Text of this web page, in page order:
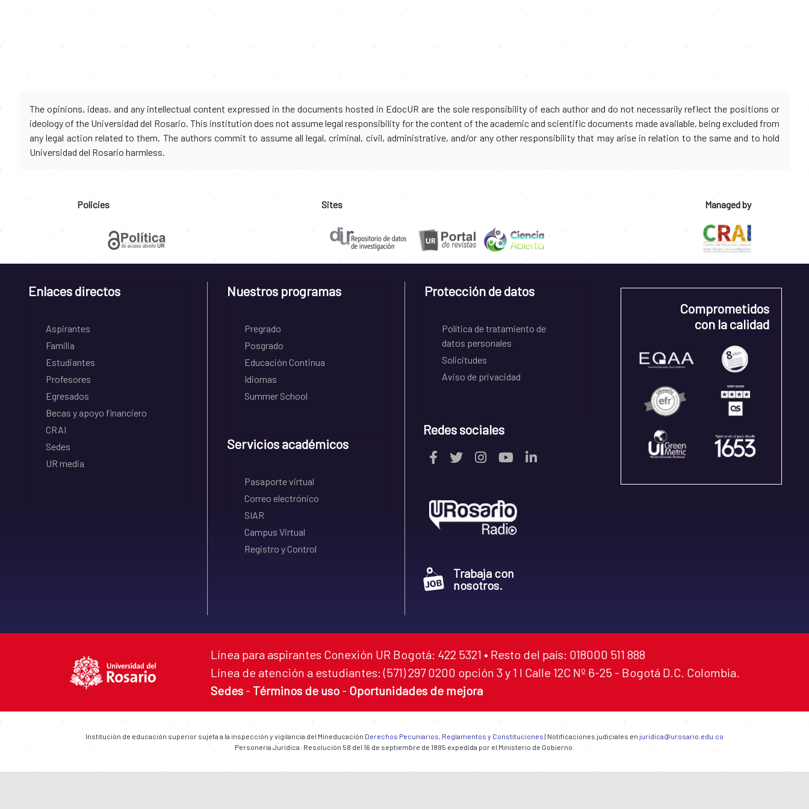
The opinions, ideas, and any intellectual content expressed in the documents hosted in EdocUR are the sole responsibility of each author and do not necessarily reflect the positions or
ideology of the Universidad del Rosario. This institution does not assume legal responsibility for the content of the academic and scientific documents made available, being excluded from
any legal action related to them. The authors commit to assume all legal, criminal, civil, administrative, and/or any other responsibility that may arise in relation to the same and to hold
Universidad del Rosario harmless.
Policies Sites Managed by
Enlaces directos
Aspirantes
Familia
Estudiantes
Profesores
Egresados
Becas y apoyo financiero
CRAI
Sedes
UR media
Nuestros programas
Pregrado
Posgrado
Educación Continua
Idiomas
Summer School
Servicios académicos
Pasaporte virtual
Correo electrónico
SIAR
Campus Virtual
Registro y Control
Protección de datos
Política de tratamiento de
datos personales
Solicitudes
Aviso de privacidad
Redes sociales
Trabaja con
nosotros.
Comprometidos
con la calidad
Línea para aspirantes Conexión UR Bogotá: 422 5321 • Resto del país: 018000 511 888
Línea de atención a estudiantes: (571) 297 0200 opción 3 y 1 I Calle 12C Nº 6-25 - Bogotá D.C. Colombia.
Sedes - Términos de uso - Oportunidades de mejora
Institución de educación superior sujeta a la inspección y vigilancia del Mineducación Derechos Pecuniarios, Reglamentos y Constituciones | Notificaciones judiciales en juridica@urosario.edu.co
Personería Jurídica: Resolución 58 del 16 de septiembre de 1895 expedida por el Ministerio de Gobierno.